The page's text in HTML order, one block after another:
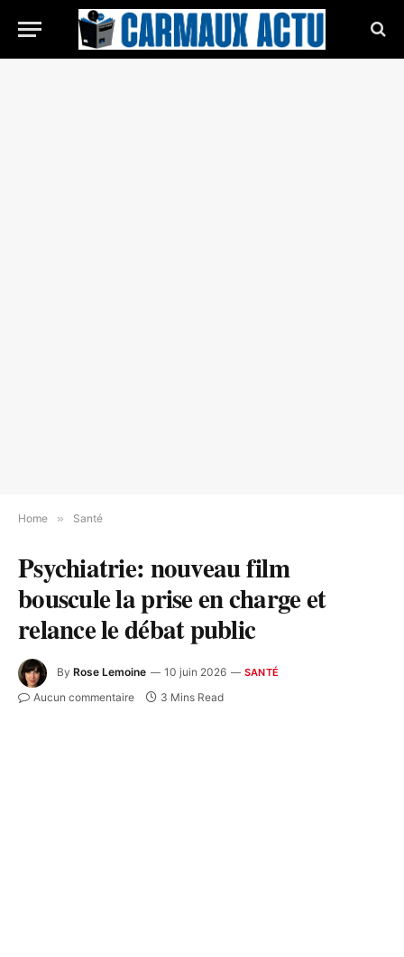
Home » Santé
Psychiatrie: nouveau film
bouscule la prise en charge et
relance le débat public
By Rose Lemoine 10 juin 2026 SANTÉ
Aucun commentaire 3 Mins Read